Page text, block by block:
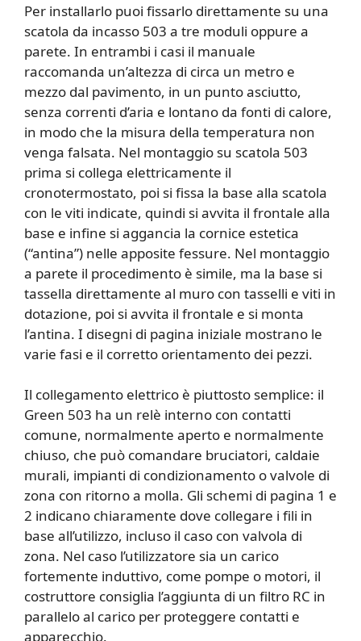
Per installarlo puoi fissarlo direttamente su una
scatola da incasso 503 a tre moduli oppure a
parete. In entrambi i casi il manuale
raccomanda un’altezza di circa un metro e
mezzo dal pavimento, in un punto asciutto,
senza correnti d’aria e lontano da fonti di calore,
in modo che la misura della temperatura non
venga falsata. Nel montaggio su scatola 503
prima si collega elettricamente il
cronotermostato, poi si fissa la base alla scatola
con le viti indicate, quindi si avvita il frontale alla
base e infine si aggancia la cornice estetica
(“antina”) nelle apposite fessure. Nel montaggio
a parete il procedimento è simile, ma la base si
tassella direttamente al muro con tasselli e viti in
dotazione, poi si avvita il frontale e si monta
l’antina. I disegni di pagina iniziale mostrano le
varie fasi e il corretto orientamento dei pezzi.
Il collegamento elettrico è piuttosto semplice: il
Green 503 ha un relè interno con contatti
comune, normalmente aperto e normalmente
chiuso, che può comandare bruciatori, caldaie
murali, impianti di condizionamento o valvole di
zona con ritorno a molla. Gli schemi di pagina 1 e
2 indicano chiaramente dove collegare i fili in
base all’utilizzo, incluso il caso con valvola di
zona. Nel caso l’utilizzatore sia un carico
fortemente induttivo, come pompe o motori, il
costruttore consiglia l’aggiunta di un filtro RC in
parallelo al carico per proteggere contatti e
apparecchio.